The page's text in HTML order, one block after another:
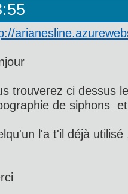
trouverez ci dessus
de siphons
l'a t'il déjà